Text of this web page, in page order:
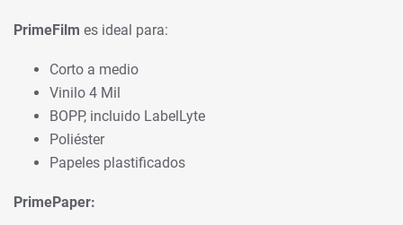
PrimeFilm es ideal para:
Corto a medio
Vinilo 4 Mil
BOPP, incluido LabelLyte
Poliéster
Papeles plastificados
PrimePaper: